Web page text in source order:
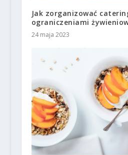
Jak zorganizować
ograniczeniami
24 maja 2023